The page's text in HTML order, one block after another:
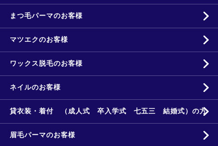
まつ毛パーマのお客様
マツエクのお客様
ワックス脱毛のお客様
ネイルのお客様
貸衣装・着付 （成人式 卒入学式 七五三 結婚式）の方
眉毛パーマのお客様